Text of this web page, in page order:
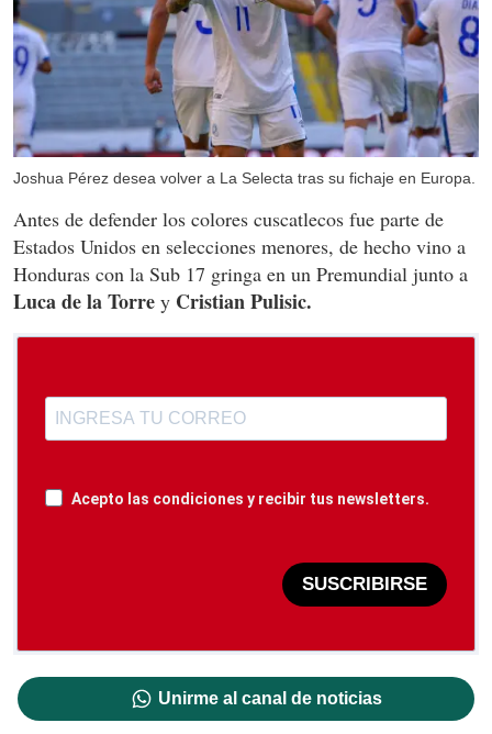
Joshua Pérez desea volver a La Selecta tras su fichaje en Europa.
Antes de defender los colores cuscatlecos fue parte de
Estados Unidos en selecciones menores, de hecho vino a
Honduras con la Sub 17 gringa en un Premundial junto a
Luca de la Torre y Cristian Pulisic.
Acepto las condiciones y recibir tus newsletters.
SUSCRIBIRSE
Unirme al canal de noticias